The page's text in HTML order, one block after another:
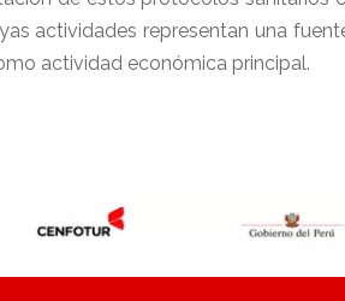
actividades representan una
actividad económica principal.